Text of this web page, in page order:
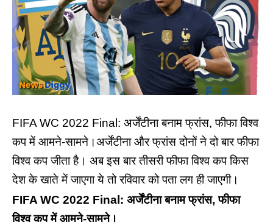
FIFA WC 2022 Final: अर्जेंटीना बनाम फ्रांस, फीफा विश्व
कप में आमने-सामने।अर्जेंटीना और फ्रांस दोनों ने दो बार फीफा
विश्व कप जीता है। अब इस बार तीसरी फीफा विश्व कप किस
देश के खाते में जाएगा ये तो रविवार को पता लग ही जाएगी।
FIFA WC 2022 Final: अर्जेंटीना बनाम फ्रांस, फीफा
विश्व कप में आमने-सामने।